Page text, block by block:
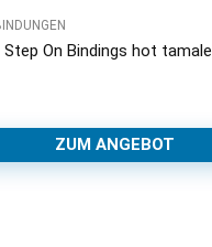
On Bindings hot tamale
ZUM ANGEBOT